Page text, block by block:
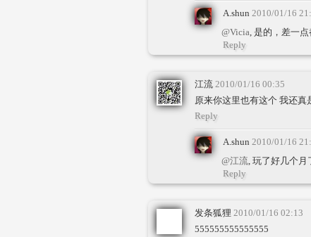
A.shun 2010/01/16
@Vicia, 是的，差一点
Reply
江流 2010/01/16 00:35
原来你这里也有这个 我还真
Reply
A.shun 2010/01/16
@江流, 玩了好几个月
Reply
发条狐狸 2010/01/16 02:13
555555555555555